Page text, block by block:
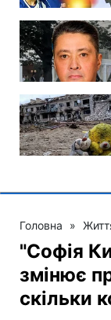
Головна »
"Софія
змінює
скільки